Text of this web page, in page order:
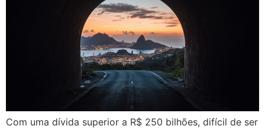
Com uma dívida superior a R$ 250 bilhões, difícil de ser